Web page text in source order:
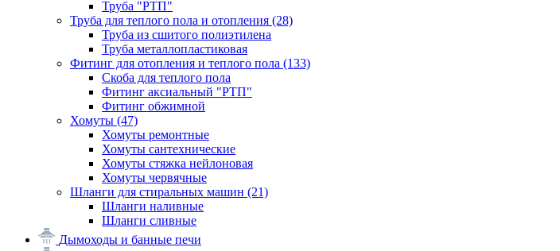
Труба "РТП"
Труба для теплого пола и отопления (28)
Труба из сшитого полиэтилена
Труба металлопластиковая
Фитинг для отопления и теплого пола (133)
Скоба для теплого пола
Фитинг аксиальный "РТП"
Фитинг обжимной
Хомуты (47)
Хомуты ремонтные
Хомуты сантехнические
Хомуты стяжка нейлоновая
Хомуты червячные
Шланги для стиральных машин (21)
Шланги наливные
Шланги сливные
Дымоходы и банные печи